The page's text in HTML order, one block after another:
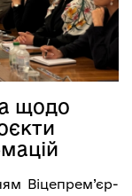
щодо
Віцепрем’єр-